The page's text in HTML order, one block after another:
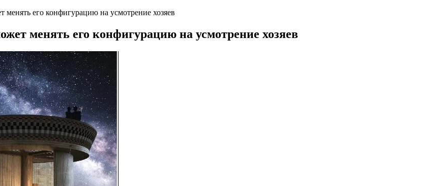
его конфигурацию на усмотрение хозяев
менять его конфигурацию на усмотрение хозяев